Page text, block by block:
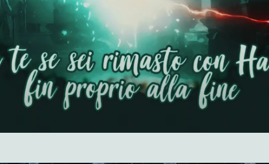
rimasto con Harry